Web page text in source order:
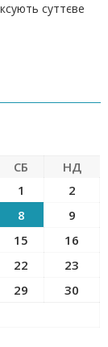
суттєве
СБ
НД
1
2
8
9
15
16
22
23
29
30